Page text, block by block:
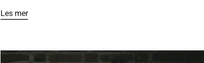
Les mer